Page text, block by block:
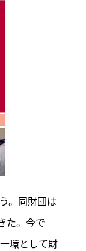
。同財団は
た。今で
環として財